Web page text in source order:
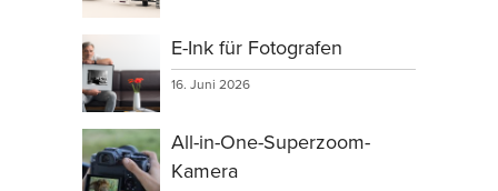
E-Ink für Fotografen
16. Juni 2026
All-in-One-Superzoom-
Kamera